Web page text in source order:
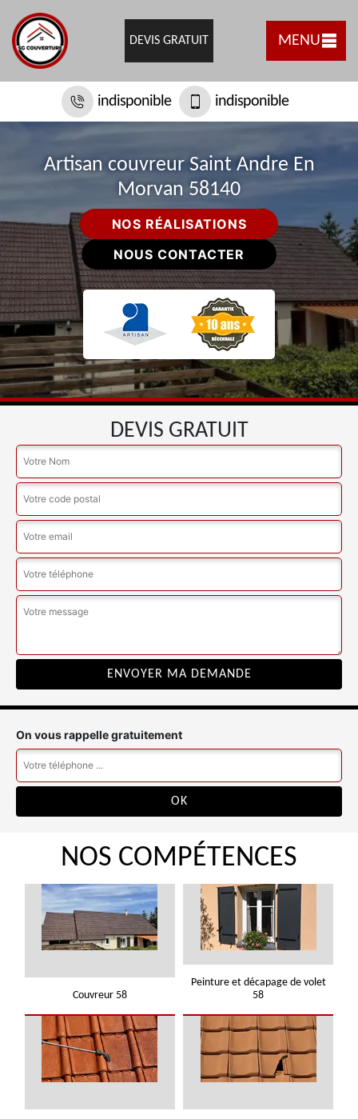
DEVIS GRATUIT MENU
indisponible indisponible
Artisan couvreur Saint Andre En
Morvan 58140
NOS RÉALISATIONS
NOUS CONTACTER
DEVIS GRATUIT
On vous rappelle gratuitement
NOS COMPÉTENCES
Couvreur 58
Peinture et décapage de volet
58